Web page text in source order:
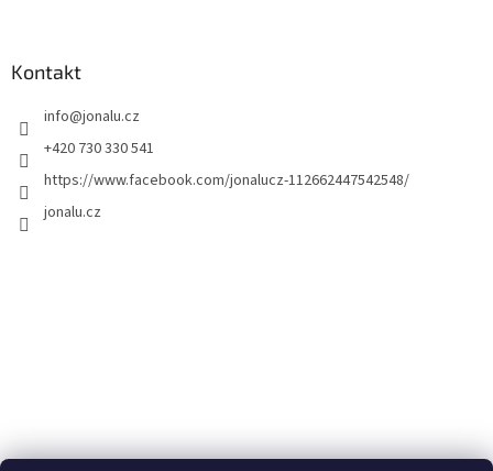
Kontakt
info@jonalu.cz
+420 730 330 541
https://www.facebook.com/jonalucz-112662447542548/
jonalu.cz